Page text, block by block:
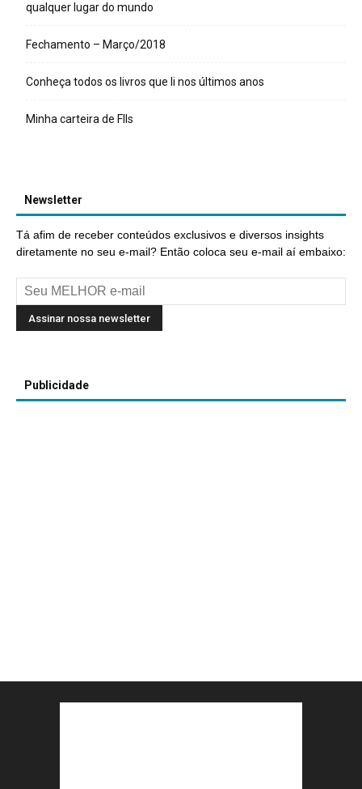
qualquer lugar do mundo
Fechamento – Março/2018
Conheça todos os livros que li nos últimos anos
Minha carteira de FIIs
Newsletter
Tá afim de receber conteúdos exclusivos e diversos insights
diretamente no seu e-mail? Então coloca seu e-mail aí embaixo:
Publicidade